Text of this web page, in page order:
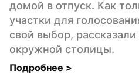
домой в отпуск. Как
участки для
свой выбор,
окружной столицы.
Подробнее >